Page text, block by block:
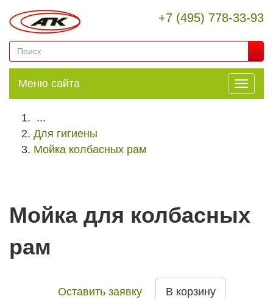
+7 (495) 778-33-93
Меню сайта
...
Для гигиены
Мойка колбасных рам
Мойка для колбасных
рам
Оставить заявку В корзину